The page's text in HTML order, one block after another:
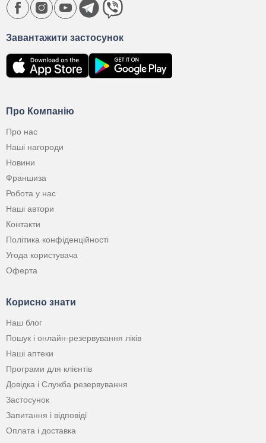
Про Компанію
Про нас
Наші нагороди
Новини
Франшиза
Робота у нас
Наші автори
Контакти
Політика конфіденційності
Угода користувача
Оферта
Корисно знати
Наш блог
Пошук і онлайн-резервування ліків
Наші аптеки
Програми для клієнтів
Довідка і Служба резервування
Застосунок
Запитання і відповіді
Оплата і доставка
Завантажити застосунок